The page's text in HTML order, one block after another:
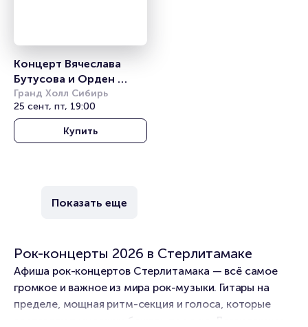
Концерт Вячеслава
Бутусова и Орден
Славы. Nautilus
Pompilius
Гранд Холл Сибирь
25 сент, пт, 19:00
Купить
Показать еще
Рок-концерты 2026 в Стерлитамаке
Афиша рок-концертов Стерлитамака — всё самое
громкое и важное из мира рок-музыки. Гитары на
пределе, мощная ритм-секция и голоса, которые
заставляют мурашки бежать по коже. Легендарные